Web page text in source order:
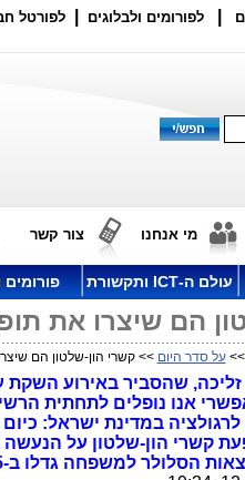
לפורומים ולבלוגים לפורטל
מי אנחנו צור קשר
עולם ה-ICT ותקשורת פורומים
הם שיצרו את
>>על סדר היום >> קשרי הון-שלטון הם
אנו נופלים לתחתית
במדינת ישראל:
קשרי הון-שלטון על
למשפחה גדלו ב-5 השנים האחרונות.